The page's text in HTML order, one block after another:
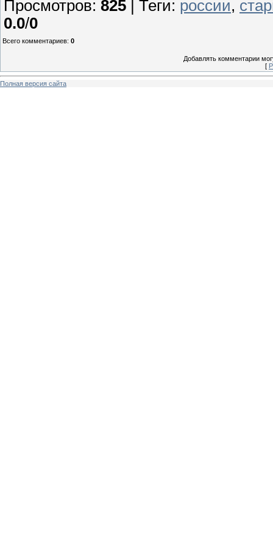
Просмотров: 825 Теги: россии,
0.0/0
Всего комментариев: 0
Добавлять комментарии
[
Полная версия сайта